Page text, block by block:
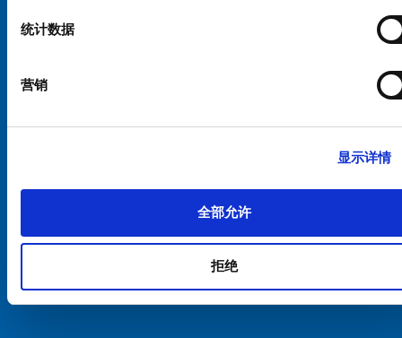
统计数据
营销
显示详情
全部允许
拒绝
粤ICP备 2021170698号